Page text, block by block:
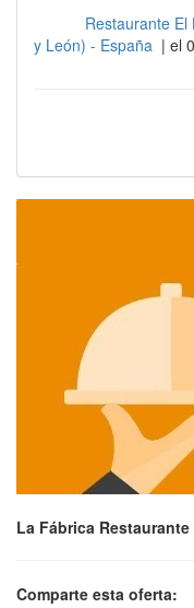
Restaurante
y León) - España | el
La Fábrica Restaurante
Comparte esta oferta: